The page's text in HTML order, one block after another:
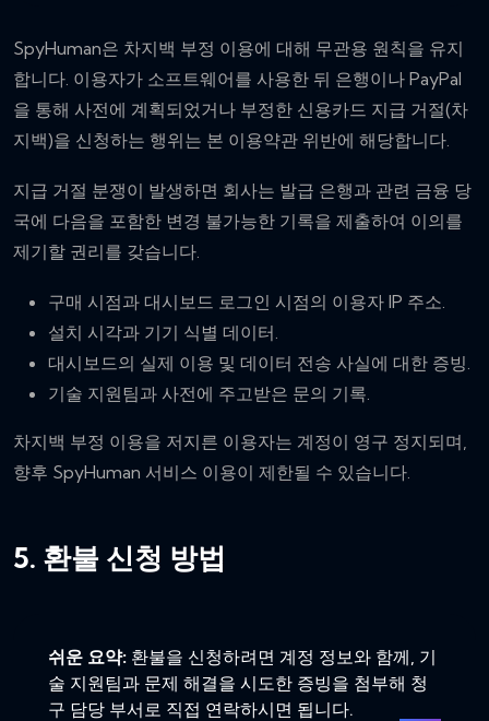
SpyHuman은 차지백 부정 이용에 대해 무관용 원칙을 유지
합니다. 이용자가 소프트웨어를 사용한 뒤 은행이나 PayPal
을 통해 사전에 계획되었거나 부정한 신용카드 지급 거절(차
지백)을 신청하는 행위는 본 이용약관 위반에 해당합니다.
지급 거절 분쟁이 발생하면 회사는 발급 은행과 관련 금융 당
국에 다음을 포함한 변경 불가능한 기록을 제출하여 이의를
제기할 권리를 갖습니다.
구매 시점과 대시보드 로그인 시점의 이용자 IP 주소.
설치 시각과 기기 식별 데이터.
대시보드의 실제 이용 및 데이터 전송 사실에 대한 증빙.
기술 지원팀과 사전에 주고받은 문의 기록.
차지백 부정 이용을 저지른 이용자는 계정이 영구 정지되며,
향후 SpyHuman 서비스 이용이 제한될 수 있습니다.
5. 환불 신청 방법
쉬운 요약: 환불을 신청하려면 계정 정보와 함께, 기
술 지원팀과 문제 해결을 시도한 증빙을 첨부해 청
구 담당 부서로 직접 연락하시면 됩니다.